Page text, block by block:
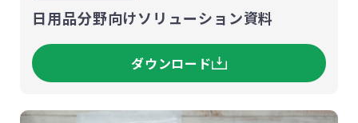
日用品分野向けソリューション資料
ダウンロード